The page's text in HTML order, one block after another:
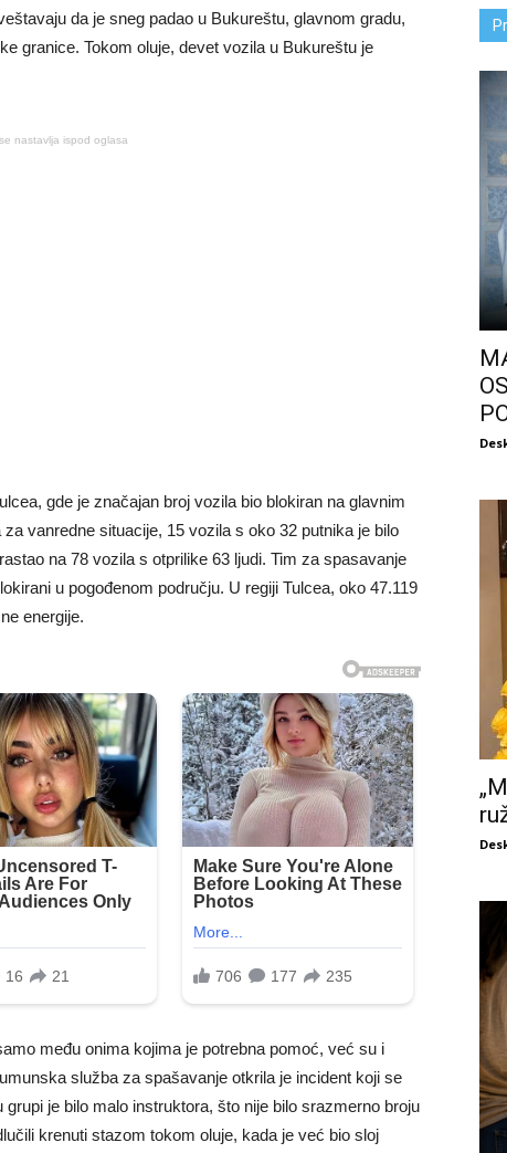
da je sneg padao u Bukureštu, glavnom gradu,
granice. Tokom oluje, devet vozila u Bukureštu je
nastavlja ispod oglasa
gde je značajan broj vozila bio blokiran na glavnim
vanredne situacije, 15 vozila s oko 32 putnika je bilo
na 78 vozila s otprilike 63 ljudi. Tim za spasavanje
u pogođenom području. U regiji Tulcea, oko 47.119
energije.
među onima kojima je potrebna pomoć, već su i
služba za spašavanje otkrila je incident koji se
je bilo malo instruktora, što nije bilo srazmerno broju
krenuti stazom tokom oluje, kada je već bio sloj